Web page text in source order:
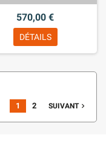
570,00 €
DÉTAILS
1 2 SUIVANTnavigate_next